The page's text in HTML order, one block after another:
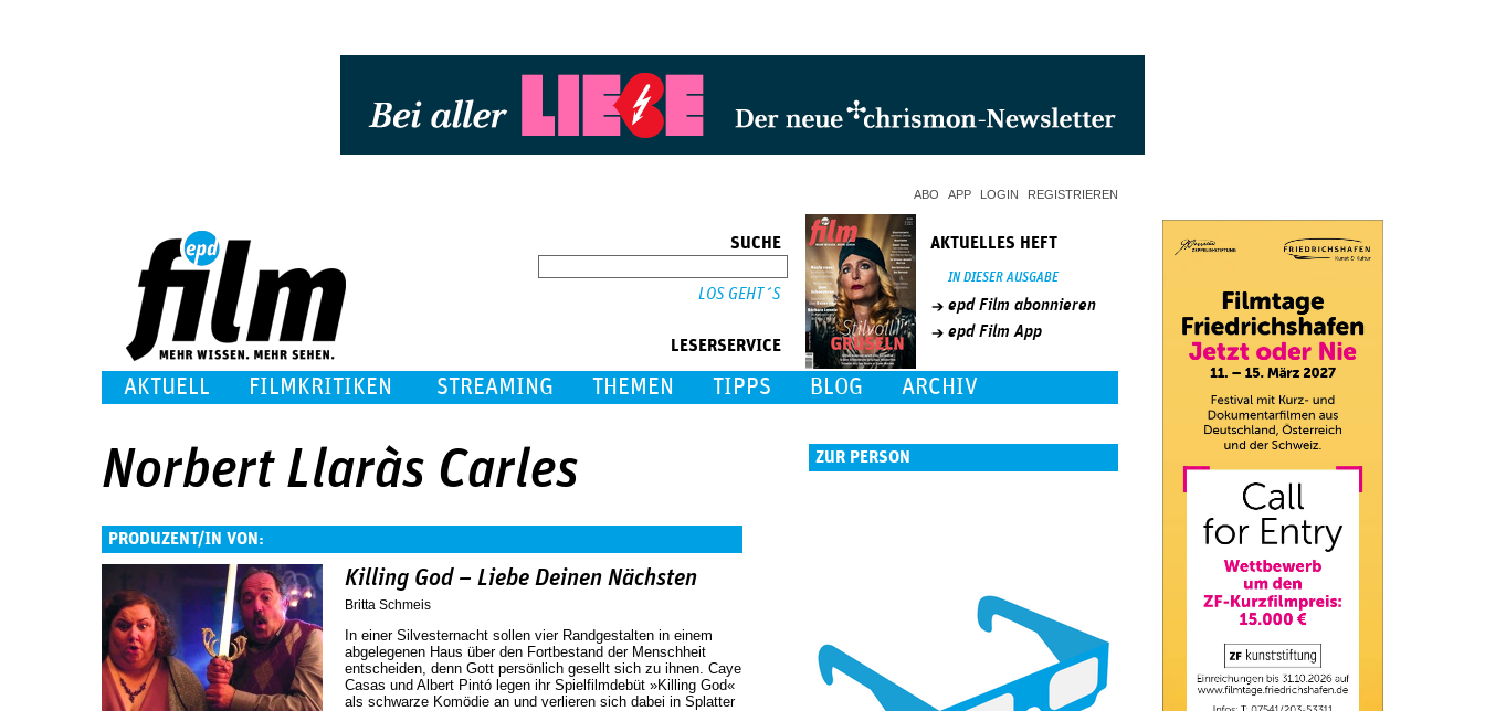
ABO APP LOGIN REGISTRIEREN
SUCHE
LESERSERVICE
AKTUELLES HEFT
IN DIESER AUSGABE
epd Film abonnieren
epd Film App
AKTUELL FILMKRITIKEN STREAMING THEMEN TIPPS BLOG ARCHIV
Norbert Llaràs Carles
PRODUZENT/IN VON:
Killing God – Liebe Deinen Nächsten
Britta Schmeis
In einer Silvesternacht sollen vier Randgestalten in einem
abgelegenen Haus über den Fortbestand der Menschheit
entscheiden, denn Gott persönlich gesellt sich zu ihnen. Caye
Casas und Albert Pintó legen ihr Spielfilmdebüt »Killing God«
als schwarze Komödie an und verlieren sich dabei in Splatter
ZUR PERSON